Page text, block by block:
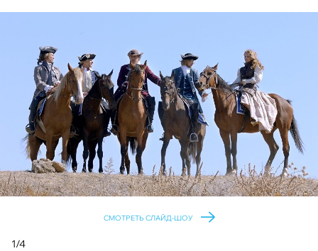
СМОТРЕТЬ СЛАЙД-ШОУ
1/4